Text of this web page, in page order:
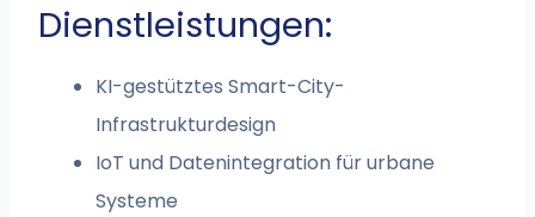
Dienstleistungen:
KI-gestütztes Smart-City-
Infrastrukturdesign
IoT und Datenintegration für urbane
Systeme